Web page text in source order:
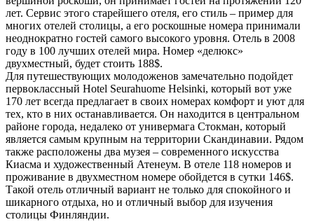
лет. Сервис этого старейшего отеля, его стиль – пример для
многих отелей столицы, а его роскошные номера принимали
неоднократно гостей самого высокого уровня. Отель в 2008
году в 100 лучших отелей мира. Номер «делюкс»
двухместный, будет стоить 188$.
Для путешествующих молодоженов замечательно подойдет
первоклассный Hotel Seurahuome Helsinki, который вот уже
170 лет всегда предлагает в своих номерах комфорт и уют для
тех, кто в них останавливается. Он находится в центральном
районе города, недалеко от универмага Стокман, который
является самым крупным на территории Скандинавии. Рядом
также расположены два музея – современного искусства
Киасма и художественный Атенеум. В отеле 118 номеров и
проживание в двухместном номере обойдется в сутки 146$.
Такой отель отличный вариант не только для спокойного и
шикарного отдыха, но и отличный выбор для изучения
столицы Финляндии.